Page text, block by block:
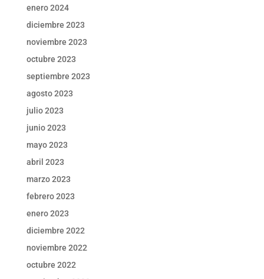
enero 2024
diciembre 2023
noviembre 2023
octubre 2023
septiembre 2023
agosto 2023
julio 2023
junio 2023
mayo 2023
abril 2023
marzo 2023
febrero 2023
enero 2023
diciembre 2022
noviembre 2022
octubre 2022